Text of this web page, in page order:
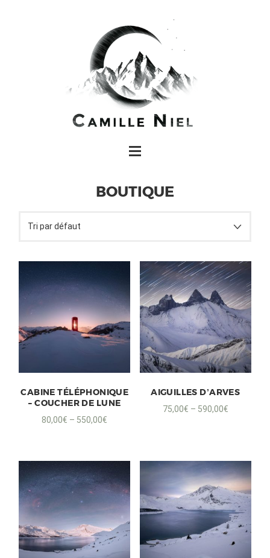
BOUTIQUE
CABINE TÉLÉPHONIQUE
– COUCHER DE LUNE
80,00€ – 550,00€
AIGUILLES D’ARVES
75,00€ – 590,00€